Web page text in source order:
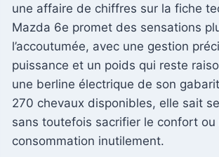
une affaire de chiffres sur la fiche
Mazda 6e promet des sensations
l’accoutumée, avec une gestion
puissance et un poids qui reste
une berline électrique de son
270 chevaux disponibles, elle sait
sans toutefois sacrifier le confort ou
consommation inutilement.